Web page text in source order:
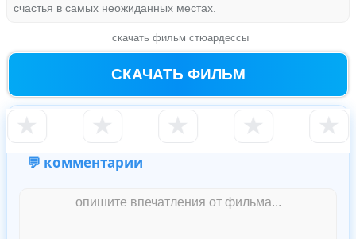
счастья в самых неожиданных местах.
скачать фильм стюардессы
СКАЧАТЬ ФИЛЬМ
★ ★ ★ ★ ★
💬 комментарии